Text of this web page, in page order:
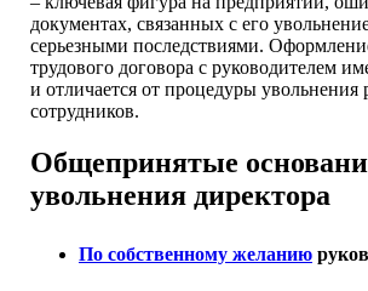
документах, связанных с его
серьезными последствиями.
трудового договора с руководителем
и отличается от процедуры увольнения
сотрудников.
Общепринятые
увольнения директора
По собственному желанию